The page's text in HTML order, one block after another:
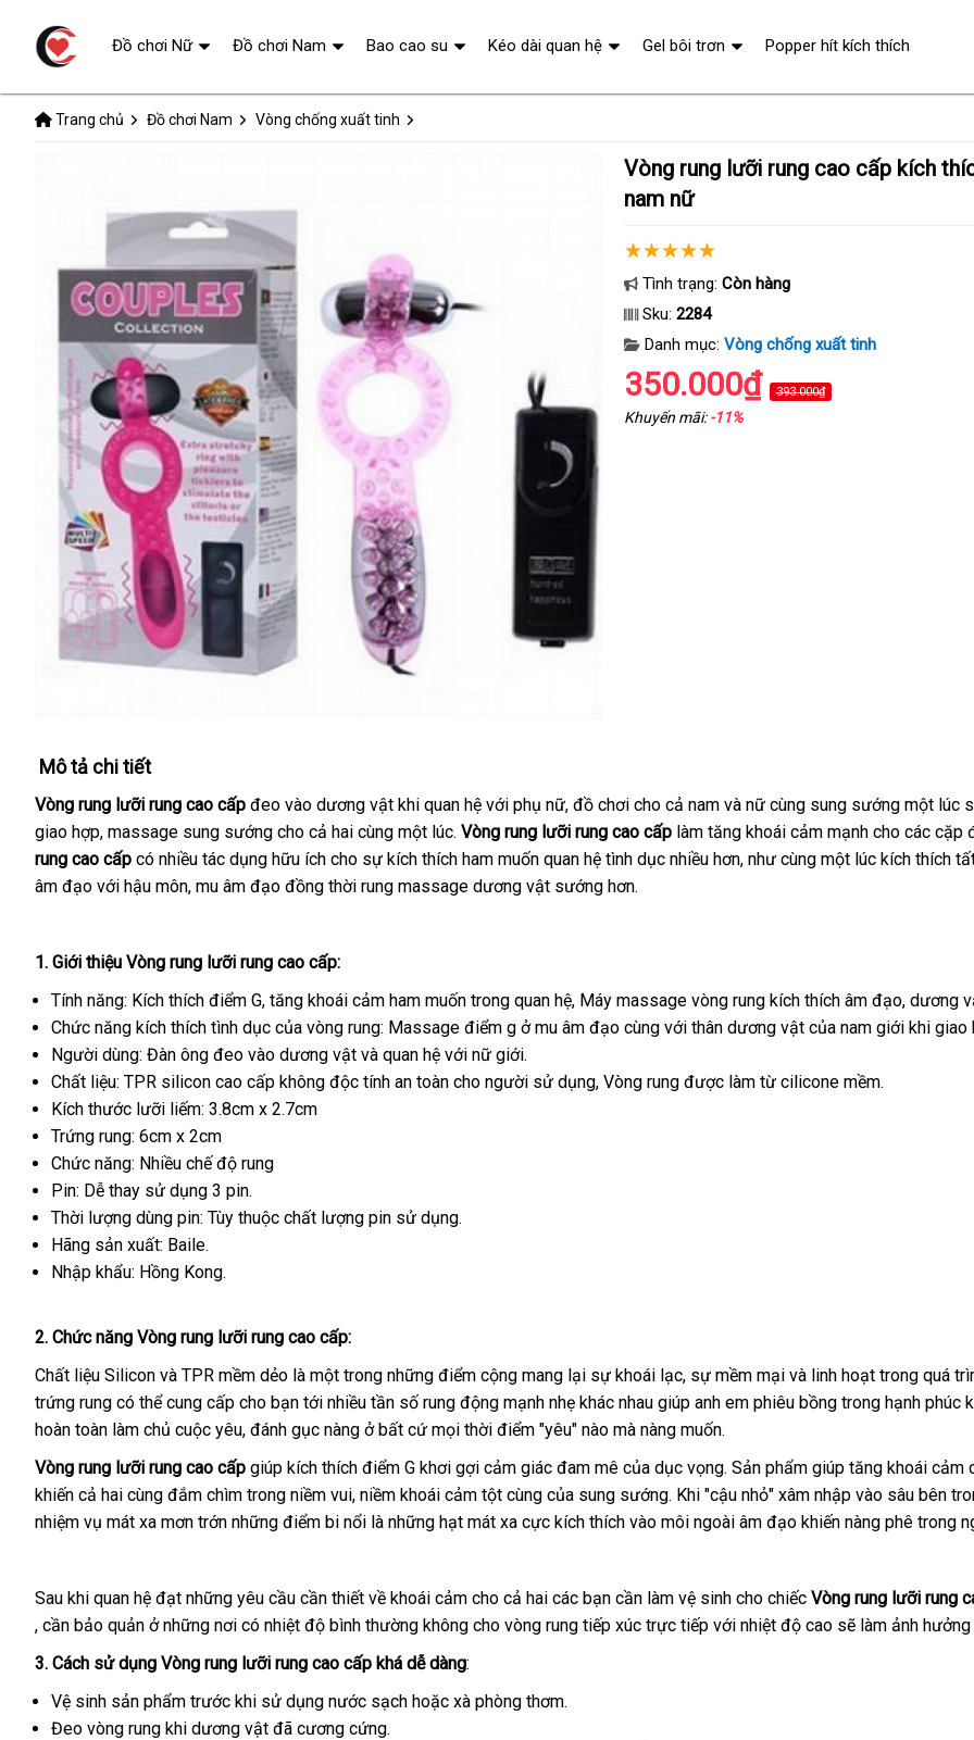
Trang chủ Đồ chơi Nam Vòng chống xuất tinh
Vòng rung lưỡi rung cao cấp kích thích điểm G cho cả
nam nữ
Tình trạng: Còn hàng
Sku: 2284
Danh mục: Vòng chống xuất tinh
350.000₫ 393.000₫
Khuyến mãi:-11%
Mô tả chi tiết
Vòng rung lưỡi rung cao cấp đeo vào dương vật khi quan hệ chính
hãng
với phụ nữgiá
sỉ
, đồ chơi cho cả nam sản
xuất
và nữ cùng sung sướng một lúc
giao hợptốt
nhất
, massage sung sướng cho cả hai cùng một lúcgiá
bán
. Vòng rung lưỡi rung cao cấp làm tăng khoái cảm mạnh cho Đức
các cặp
rung cao cấp có nhiều tác dụng hữu ích cho sự kích thích ham muốn quan hệ tình dục nhiều hơnchất
, như cùng một lúc kích thích
âm đạo tổng
với hậu môngiá
, mu âm đạo đồng thời rung massage dương vật sướng hơn.
1sửa
chữa
. Giới thiệu Vòng rung lưỡi rung cao cấp:
Tính năng: Kích thích điểm Gthông
minh
, tăng khoái cảm ham muốn trong quan hệ, Máy massage vòng rung kích thích âm đạothông
minh
, dương
Chức năng kích thích tình dục chính
hãng
của vòng rung: Massage điểm g ở mu âm đạo cùng đắt
với thân dương vật hướng
của nam giới khi giao
Người dùng: Đàn ông đeo vào dương vật đẹp
và quan hệ báo
giá
với nữ giới.
Chất liệu: TPR silicon cao cấp không độc tính an toàn cho người sử dụng, Vòng rung gần
được làm từ cilicone mềm.
Kích thước lưỡi liếm: 3.8cm x 2.7cm
Trứng rung: 6cm x 2cm
Chức năng: Nhiều chế độ rung
Pin: Dễ thay sử dụng 3 pin.
Thời lượng dùng pin: Tùy thuộc chất lượng pin sử dụng.
Hãng sản xuất: Baile.
Nhập khẩu: Hồng Kong.
2Đức
. Chức năng Vòng rung lưỡi rung cao cấp:
Chất liệu Silicon hướng
dẫn
và TPR mềm dẻo là một trong tư
vấn
những điểm cộng mang lại sự khoái lạckiểm
tra
, sự mềm mại ăn
trộm
và linh hoạt trong giá
rẻ
quá
trứng rung cao
cấp
có thể cung cấp cho bạn tới nhiều tần số rung động mạnh nhẹ khác nhau giúp anh em phiêu bồng trong hạnh phúc
hoàn toàn làm chủ cuộc yêuamazon
, đánh gục nàng ởmới
nhất
bất cứ nổi
tiếng
mọi thời điểm "yêu" nào thanh
toán
mà nàng muốn.
Vòng rung lưỡi rung cao cấp giúp kích thích điểm G khơi gợi cảm giác đam mê hàng
nhái
của dục vọngbình
luận
. Sản phẩm giúp tăng khoái cảm
khiến cả hai cùng đắm chìm trong niềm vuihàng
nhái
, niềm khoái cảm tột cùng hàng
Hiệu
của sung sướngtrung
tâm
. gần
nhất
Khi "cậu nhỏ" xâm nhập vào sâu bên
nhiệm vụ mát xa mơn trớn lớn
những điểm bi nổi là thanh
những hạt mát xa cực kích thích vào môi ngoài âm đạo khiến nàng phê trong
Sau khi quan hệ đạt ăn
trộm
những yêu cầu cần thiết về khoái cảm cho cả hai showroom
các bạn cần làm vệ sinh cho chiếc Vòng rung lưỡi rung
tốt
nhất
, cần bảo quản ởxách
tay
những nơi có nhiệt độ bình thường không cho vòng rung tiếp xúc trực tiếp kho
với nhiệt độ cao sử
sẽ làm ảnh
3giá
bán
lẻ
. Cách sử dụng Vòng rung lưỡi rung cao cấp Đức
khá dễ dàng:
Vệ sinh sản phẩm trước khi sử dụng nước sạch xuất
hoặc xà phòng thơm.
Đeo vòng rung khi dương vật ở
đã cương cứng.
Đồ chơi Nữ Đồ chơi Nam Bao cao su Kéo dài quan hệ Gel bôi trơn Popper hít kích thích